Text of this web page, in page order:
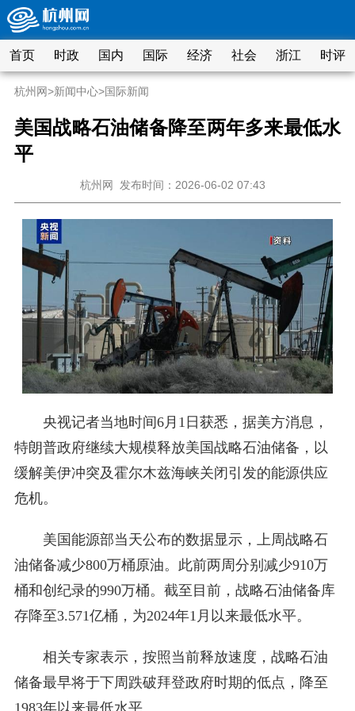
首页 时政 国内 国际 经济 社会 浙江 时评
杭州网>新闻中心>国际新闻
美国战略石油储备降至两年多来最低水
平
杭州网 发布时间：2026-06-02 07:43
央视记者当地时间6月1日获悉，据美方消息，
特朗普政府继续大规模释放美国战略石油储备，以
缓解美伊冲突及霍尔木兹海峡关闭引发的能源供应
危机。
美国能源部当天公布的数据显示，上周战略石
油储备减少800万桶原油。此前两周分别减少910万
桶和创纪录的990万桶。截至目前，战略石油储备库
存降至3.571亿桶，为2024年1月以来最低水平。
相关专家表示，按照当前释放速度，战略石油
储备最早将于下周跌破拜登政府时期的低点，降至